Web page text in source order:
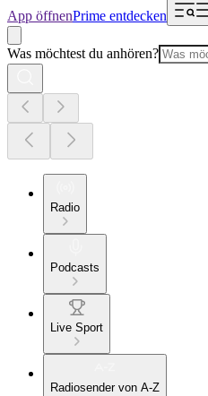
App öffnenPrime entdecken
Was möchtest du anhören?
Radio
Podcasts
Live Sport
Radiosender von A-Z